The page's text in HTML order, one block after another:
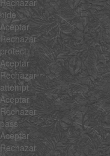
hide
Aceptar
Rechazar
protect
Aceptar
Rechazar
attempt
Aceptar
Rechazar
pass
Aceptar
Rechazar